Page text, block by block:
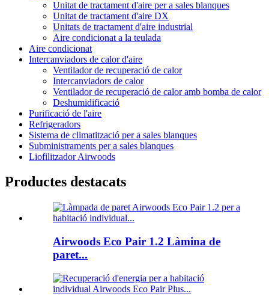
Unitat de tractament d'aire per a sales blanques
Unitat de tractament d'aire DX
Unitats de tractament d'aire industrial
Aire condicionat a la teulada
Aire condicionat
Intercanviadors de calor d'aire
Ventilador de recuperació de calor
Intercanviadors de calor
Ventilador de recuperació de calor amb bomba de calor
Deshumidificació
Purificació de l'aire
Refrigeradors
Sistema de climatització per a sales blanques
Subministraments per a sales blanques
Liofilitzador Airwoods
Productes destacats
Airwoods Eco Pair 1.2 Làmina de
paret...